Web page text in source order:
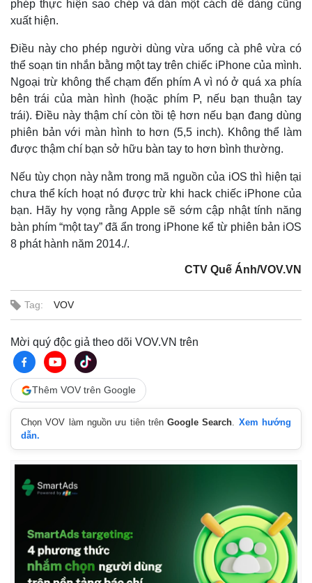
Thế giới
Cuộc sống đó đây
Hồ sơ
Ảnh
phép thực hiện sao chép và dán một cách dễ dàng cũng
xuất hiện.
Điều này cho phép người dùng vừa uống cà phê vừa có
thể soạn tin nhắn bằng một tay trên chiếc iPhone của mình.
Ngoại trừ không thể chạm đến phím A vì nó ở quá xa phía
bên trái của màn hình (hoặc phím P, nếu bạn thuận tay
trái). Điều này thậm chí còn tồi tệ hơn nếu bạn đang dùng
phiên bản với màn hình to hơn (5,5 inch). Không thể làm
được thậm chí bạn sở hữu bàn tay to hơn bình thường.
Nếu tùy chọn này nằm trong mã nguồn của iOS thì hiện tại
chưa thể kích hoạt nó được trừ khi hack chiếc iPhone của
bạn. Hãy hy vọng rằng Apple sẽ sớm cập nhật tính năng
bàn phím “một tay” đã ẩn trong iPhone kể từ phiên bản iOS
8 phát hành năm 2014./.
CTV Quế Ánh/VOV.VN
Tag: VOV
Mời quý độc giả theo dõi VOV.VN trên
Thêm VOV trên Google
Chọn VOV làm nguồn ưu tiên trênGoogle Search. Xem hướng
dẫn.